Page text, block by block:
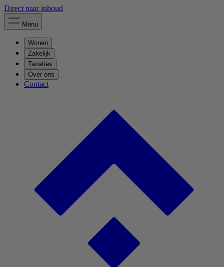
Direct naar inhoud
Menu
Wonen
Zakelijk
Taxaties
Over ons
Contact